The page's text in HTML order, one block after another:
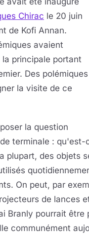
Chirac le 20 juin
de Kofi Annan.
avaient
principale portant
Des polémiques
la visite de ce
la question
terminale :
plupart, des objets
On peut, par
de lances
Branly pourrait
communément